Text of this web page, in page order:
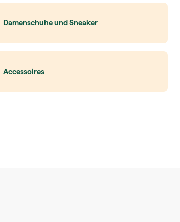
Damenschuhe und Sneaker
Accessoires